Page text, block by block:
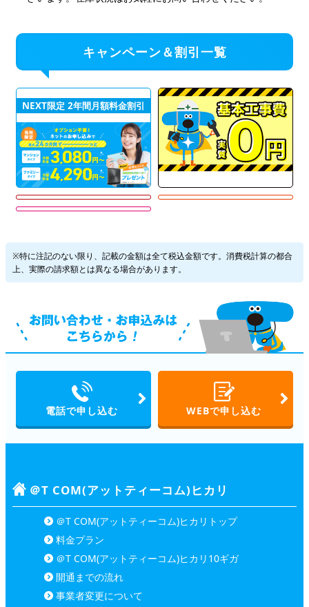
キャンペーン＆割引一覧
NEXT限定 2年間月額料金割引
※特に注記のない限り、記載の金額は全て税込金額です。消費税計算の都合
上、実際の請求額とは異なる場合があります。
電話で申し込む WEBで申し込む
＠T COM(アットティーコム)ヒカリ
＠T COM(アットティーコム)ヒカリトップ
料金プラン
＠T COM(アットティーコム)ヒカリ10ギガ
開通までの流れ
事業者変更について